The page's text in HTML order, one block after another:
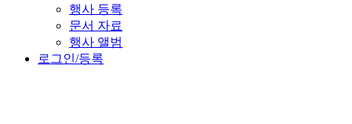
행사 등록
문서 자료
행사 앨범
로그인/등록